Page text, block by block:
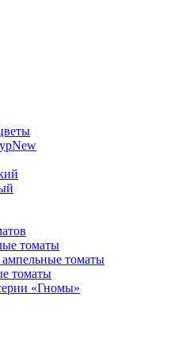
New
томаты
томаты
томаты
«Гномы»